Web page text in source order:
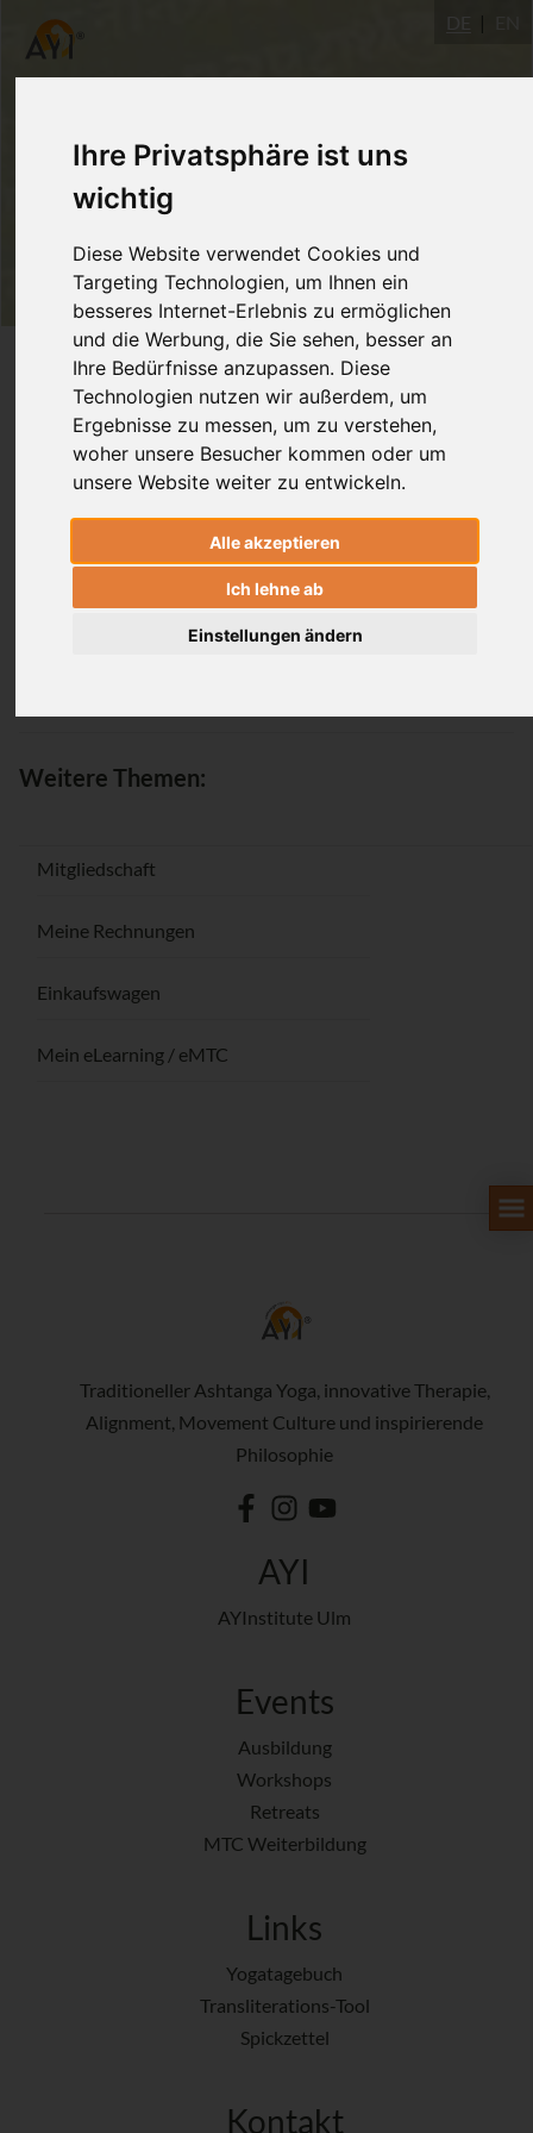
Ihre Privatsphäre ist uns
wichtig
Diese Website verwendet Cookies und
Targeting Technologien, um Ihnen ein
besseres Internet-Erlebnis zu ermöglichen
und die Werbung, die Sie sehen, besser an
Ihre Bedürfnisse anzupassen. Diese
Technologien nutzen wir außerdem, um
Ergebnisse zu messen, um zu verstehen,
woher unsere Besucher kommen oder um
unsere Website weiter zu entwickeln.
Alle akzeptieren
Ich lehne ab
Einstellungen ändern
Login
Passwort vergessen / Registrieren
Weitere Themen:
Mitgliedschaft
Meine Rechnungen
Einkaufswagen
Mein eLearning / eMTC
Traditioneller Ashtanga Yoga, innovative Therapie,
Alignment, Movement Culture und inspirierende
Philosophie
AYI
AYInstitute Ulm
Events
Ausbildung
Workshops
Retreats
MTC Weiterbildung
Links
Yogatagebuch
Transliterations-Tool
Spickzettel
Kontakt